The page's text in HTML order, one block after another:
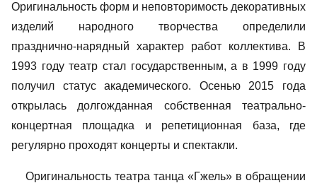
Оригинальность форм и неповторимость декоративных
изделий народного творчества определили
празднично-нарядный характер работ коллектива. В
1993 году театр стал государственным, а в 1999 году
получил статус академического. Осенью 2015 года
открылась долгожданная собственная театрально-
концертная площадка и репетиционная база, где
регулярно проходят концерты и спектакли.
Оригинальность театра танца «Гжель» в обращении